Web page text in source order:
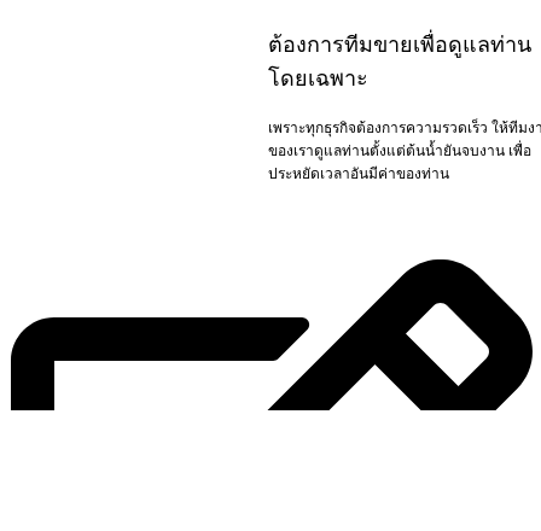
ต้องการทีมขายเพื่อดูแลท่าน
โดยเฉพาะ
เพราะทุกธุรกิจต้องการความรวดเร็ว ให้ทีมง
ของเราดูแลท่านตั้งแต่ต้นน้ำยันจบงาน เพื่อ
ประหยัดเวลาอันมีค่าของท่าน